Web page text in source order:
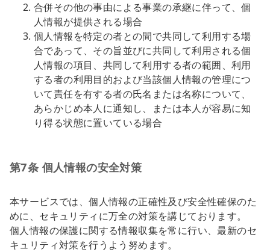
合併その他の事由による事業の承継に伴って、個
人情報が提供される場合
個人情報を特定の者との間で共同して利用する場
合であって、その旨並びに共同して利用される個
人情報の項目、共同して利用する者の範囲、利用
する者の利用目的および当該個人情報の管理につ
いて責任を有する者の氏名または名称について、
あらかじめ本人に通知し、または本人が容易に知
り得る状態に置いている場合
第7条 個人情報の安全対策
本サービスでは、個人情報の正確性及び安全性確保のた
めに、セキュリティに万全の対策を講じております。
個人情報の保護に関する情報収集を常に行い、最新のセ
キュリティ対策を行うよう努めます。